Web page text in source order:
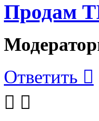
Продам
Ответить